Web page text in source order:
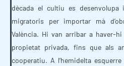
dècada el cultiu es
migratoris per importar mà
València. Hi van arribar a haver-
propietat privada, fins que als
cooperatiu. A l’hemidelta